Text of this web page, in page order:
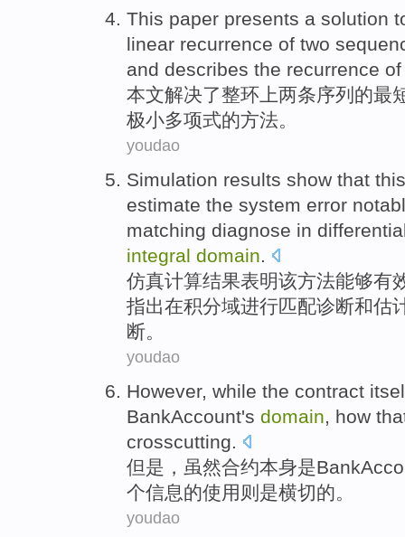
This paper presents a solution
linear recurrence of two
and describes the recurrence
本文解决了整环 上两条序列 的最
极小多项式的方法。
youdao
Simulation results show that this
estimate the system error
matching diagnose in
integral domain.
仿真计算结果表明该方法能够有
指出在积分域进行匹配诊断和估
断。
youdao
However, while the contract
BankAccount's domain, how
crosscutting.
但是 ， 虽然合约本身是
个信息的使用 则是横切的。
youdao